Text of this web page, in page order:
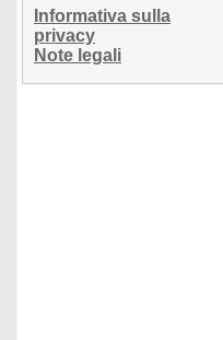
Informativa sulla
privacy
Note legali